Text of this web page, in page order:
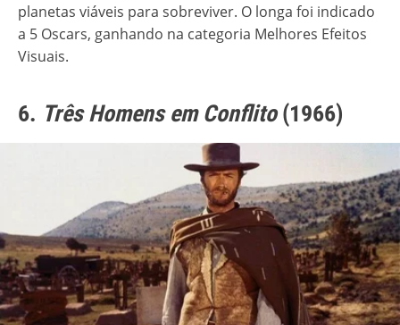
planetas viáveis para sobreviver. O longa foi indicado
a 5 Oscars, ganhando na categoria Melhores Efeitos
Visuais.
6. Três Homens em Conflito(1966)